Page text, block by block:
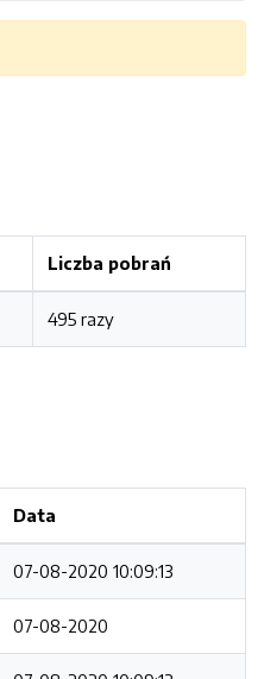
Liczba pobrań
495 razy
Data
07-08-2020 10:09:13
07-08-2020